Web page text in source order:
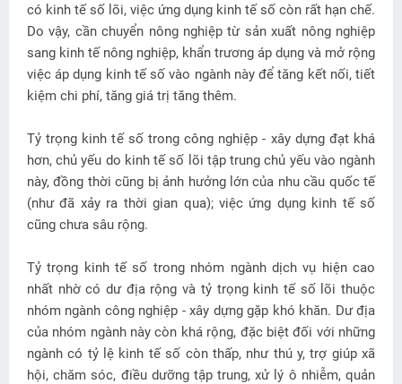
có kinh tế số lõi, việc ứng dụng kinh tế số còn rất hạn chế.
Do vậy, cần chuyển nông nghiệp từ sản xuất nông nghiệp
sang kinh tế nông nghiệp, khẩn trương áp dụng và mở rộng
việc áp dụng kinh tế số vào ngành này để tăng kết nối, tiết
kiệm chi phí, tăng giá trị tăng thêm.
Tỷ trọng kinh tế số trong công nghiệp - xây dựng đạt khá
hơn, chủ yếu do kinh tế số lõi tập trung chủ yếu vào ngành
này, đồng thời cũng bị ảnh hưởng lớn của nhu cầu quốc tế
(như đã xảy ra thời gian qua); việc ứng dụng kinh tế số
cũng chưa sâu rộng.
Tỷ trọng kinh tế số trong nhóm ngành dịch vụ hiện cao
nhất nhờ có dư địa rộng và tỷ trọng kinh tế số lõi thuộc
nhóm ngành công nghiệp - xây dựng gặp khó khăn. Dư địa
của nhóm ngành này còn khá rộng, đặc biệt đối với những
ngành có tỷ lệ kinh tế số còn thấp, như thú y, trợ giúp xã
hội, chăm sóc, điều dưỡng tập trung, xử lý ô nhiễm, quản